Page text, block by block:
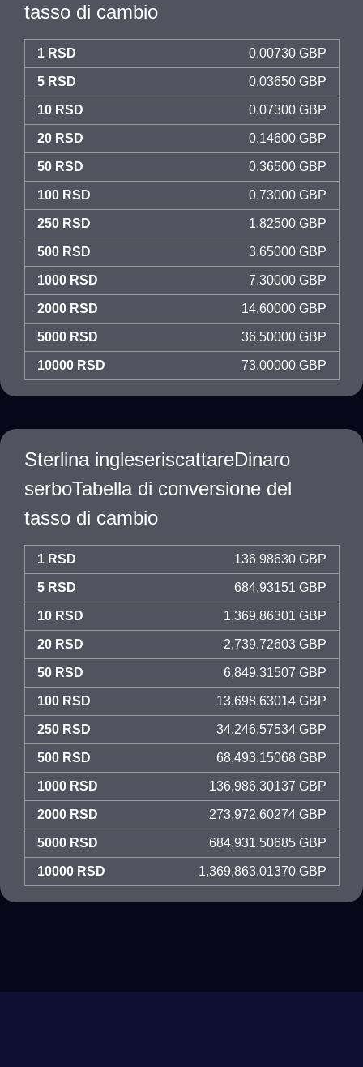
tasso di cambio
1 RSD 0.00730 GBP
5 RSD 0.03650 GBP
10 RSD 0.07300 GBP
20 RSD 0.14600 GBP
50 RSD 0.36500 GBP
100 RSD 0.73000 GBP
250 RSD 1.82500 GBP
500 RSD 3.65000 GBP
1000 RSD 7.30000 GBP
2000 RSD 14.60000 GBP
5000 RSD 36.50000 GBP
10000 RSD 73.00000 GBP
Sterlina ingleseriscattareDinaro
serboTabella di conversione del
tasso di cambio
1 RSD 136.98630 GBP
5 RSD 684.93151 GBP
10 RSD 1,369.86301 GBP
20 RSD 2,739.72603 GBP
50 RSD 6,849.31507 GBP
100 RSD 13,698.63014 GBP
250 RSD 34,246.57534 GBP
500 RSD 68,493.15068 GBP
1000 RSD 136,986.30137 GBP
2000 RSD 273,972.60274 GBP
5000 RSD 684,931.50685 GBP
10000 RSD 1,369,863.01370 GBP